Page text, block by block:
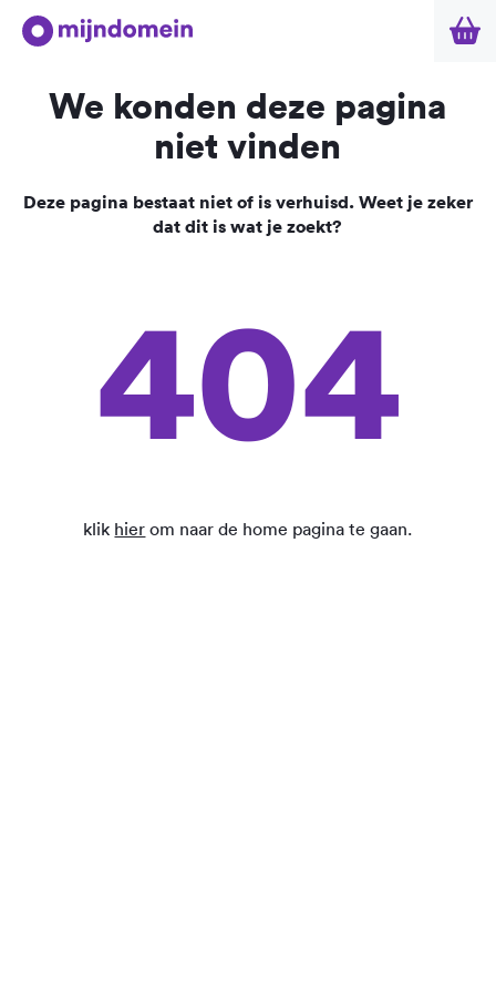
We konden deze pagina
niet vinden
Deze pagina bestaat niet of is verhuisd. Weet je zeker
dat dit is wat je zoekt?
404
klik hier om naar de home pagina te gaan.